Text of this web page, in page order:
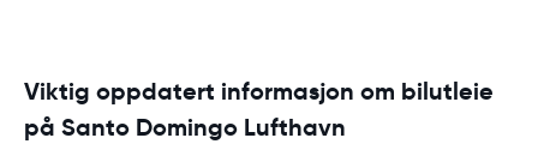
Viktig oppdatert informasjon om bilutleie
på Santo Domingo Lufthavn